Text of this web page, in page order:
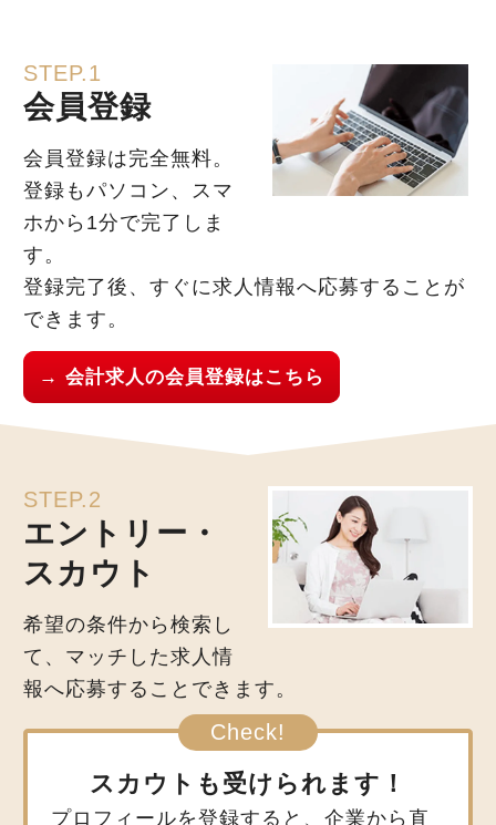
STEP.1
会員登録
会員登録は完全無料。
登録もパソコン、スマ
ホから1分で完了しま
す。
登録完了後、すぐに求人情報へ応募することが
できます。
→ 会計求人の会員登録はこちら
STEP.2
エントリー・
スカウト
希望の条件から検索し
て、マッチした求人情
報へ応募することできます。
スカウトも受けられます！
プロフィールを登録すると、企業から直